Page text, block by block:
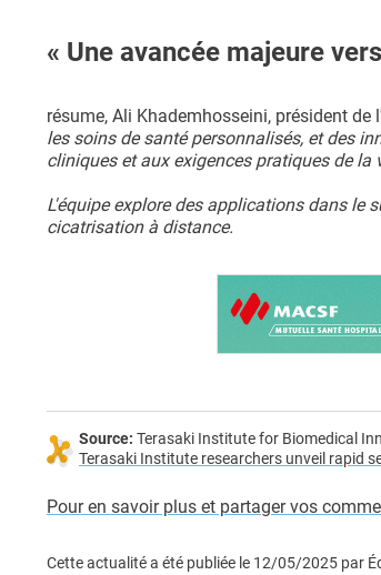
« Une avancée majeure
résume, Ali Khademhosseini, président de
les soins de santé personnalisés, et des
cliniques et aux exigences pratiques de la
L'équipe explore des applications dans le
cicatrisation à distance.
Source: Terasaki Institute for Biomedical
Terasaki Institute researchers unveil rapid
Pour en savoir plus et partager vos
Cette actualité a été publiée le 12/05/2025 par